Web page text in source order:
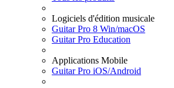
Logiciels d'édition musicale
Guitar Pro 8 Win/macOS
Guitar Pro Education
Applications Mobile
Guitar Pro iOS/Android